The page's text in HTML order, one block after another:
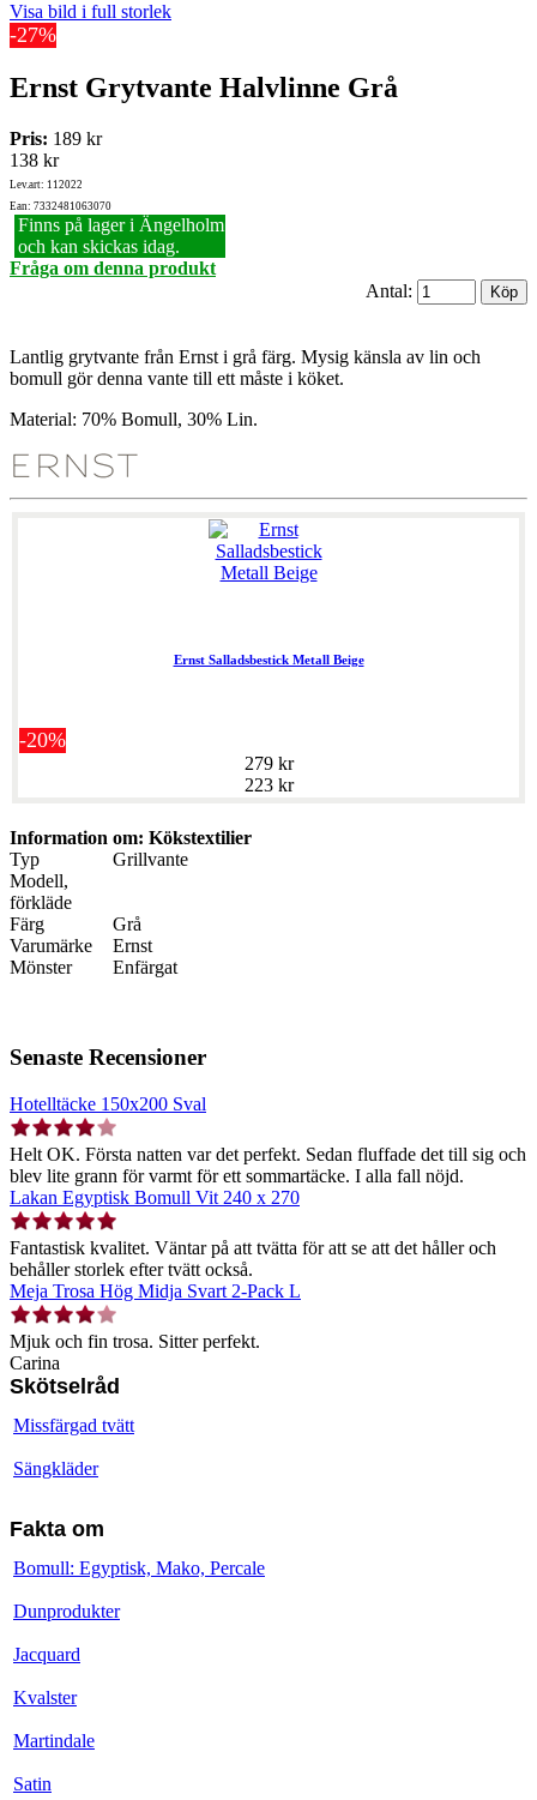
Visa bild i full storlek
-27%
Ernst Grytvante Halvlinne Grå
Pris: 189 kr
138 kr
Lev.art: 112022
Ean: 7332481063070
Finns på lager i Ängelholm
och kan skickas idag.
Fråga om denna produkt
Antal:
Lantlig grytvante från Ernst i grå färg. Mysig känsla av lin och
bomull gör denna vante till ett måste i köket.
Material: 70% Bomull, 30% Lin.
Ernst Salladsbestick Metall Beige
-20%
279 kr
223 kr
Information om: Kökstextilier
Typ
Grillvante
Modell,
förkläde
Färg
Grå
Varumärke
Ernst
Mönster
Enfärgat
Senaste Recensioner
Hotelltäcke 150x200 Sval
Helt OK. Första natten var det perfekt. Sedan fluffade det till sig och
blev lite grann för varmt för ett sommartäcke. I alla fall nöjd.
Lakan Egyptisk Bomull Vit 240 x 270
Fantastisk kvalitet. Väntar på att tvätta för att se att det håller och
behåller storlek efter tvätt också.
Meja Trosa Hög Midja Svart 2-Pack L
Mjuk och fin trosa. Sitter perfekt.
Carina
Skötselråd
Missfärgad tvätt
Sängkläder
Fakta om
Bomull: Egyptisk, Mako, Percale
Dunprodukter
Jacquard
Kvalster
Martindale
Satin